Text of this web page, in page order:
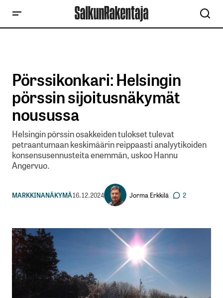
Pörssikonkari: Helsingin
pörssin sijoitusnäkymät
nousussa
Helsingin pörssin osakkeiden tulokset tulevat
petraantumaan keskimäärin reippaasti analyytikoiden
konsensusennusteita enemmän, uskoo Hannu
Angervuo.
MARKKINANÄKYMÄ16.12.2024 Jorma Erkkilä 2